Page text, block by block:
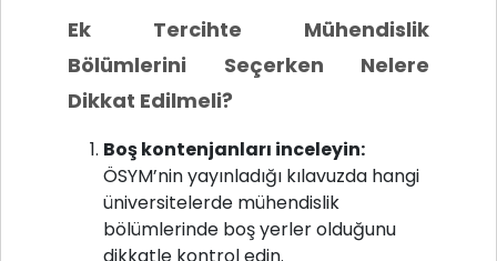
Ek Tercihte Mühendislik
Bölümlerini Seçerken Nelere
Dikkat Edilmeli?
Boş kontenjanları inceleyin:
ÖSYM’nin yayınladığı kılavuzda hangi
üniversitelerde mühendislik
bölümlerinde boş yerler olduğunu
dikkatle kontrol edin.